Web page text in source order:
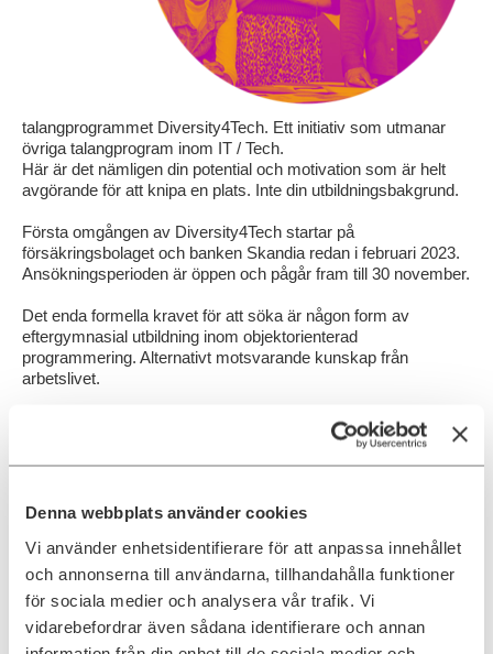
Denna webbplats använder cookies
Vi använder enhetsidentifierare för att anpassa innehållet
och annonserna till användarna, tillhandahålla funktioner
för sociala medier och analysera vår trafik. Vi
vidarebefordrar även sådana identifierare och annan
talangprogrammet Diversity4Tech. Ett initiativ som utmanar
övriga talangprogram inom IT / Tech.
Här är det nämligen din potential och motivation som är helt
avgörande för att knipa en plats. Inte din utbildningsbakgrund.
Första omgången av Diversity4Tech startar på
försäkringsbolaget och banken Skandia redan i februari 2023.
Ansökningsperioden är öppen och pågår fram till 30 november.
Det enda formella kravet för att söka är någon form av
eftergymnasial utbildning inom objektorienterad
programmering. Alternativt motsvarande kunskap från
arbetslivet.
– Våra 12 talanger får bästa tänkbara starten i karriären. En
brygga ut i arbetslivet. Med allt från regelbunden
kompetensutveckling till coachning med praktiska hands on-
gemenskapen i nätverket är självklart också en viktig del och
vi kommer arrangera flertalet sociala events under
programmets gång, säger Sara Scheef.
Låter det intressant? Läs mer om Diversity4Tech via
länken nedan och skicka in din intresseanmälan redan
idag! Vi på Ada Digital ser fram emot att höra från dig